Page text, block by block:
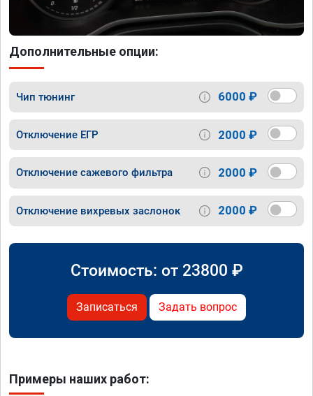
Дополнительные опции:
Чип тюнинг 6000 ₽
Отключение ЕГР 2000 ₽
Отключение сажевого фильтра 2000 ₽
Отключение вихревых заслонок 2000 ₽
Стоимость: от 23800 ₽
Записаться Задать вопрос
Примеры наших работ: